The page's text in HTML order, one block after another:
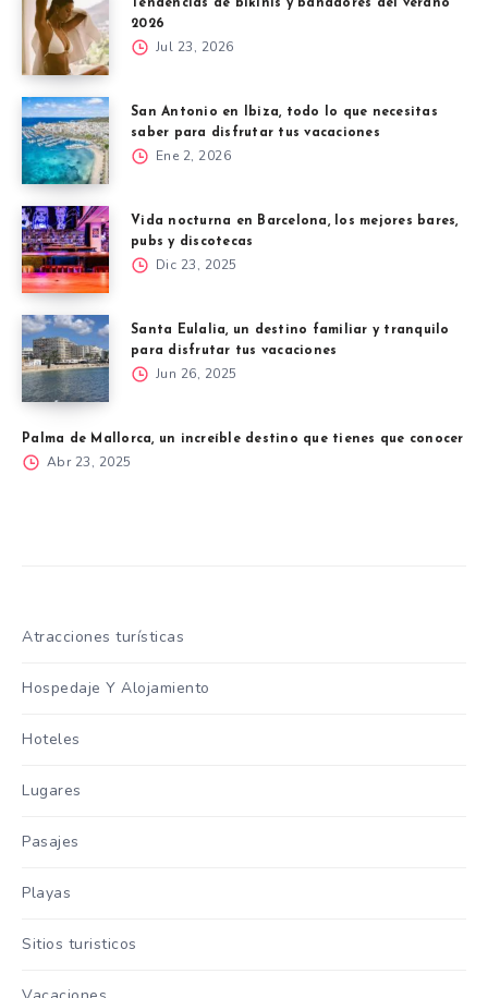
Tendencias de bikinis y bañadores del verano
2026
Jul 23, 2026
San Antonio en Ibiza, todo lo que necesitas
saber para disfrutar tus vacaciones
Ene 2, 2026
Vida nocturna en Barcelona, los mejores bares,
pubs y discotecas
Dic 23, 2025
Santa Eulalia, un destino familiar y tranquilo
para disfrutar tus vacaciones
Jun 26, 2025
Palma de Mallorca, un increíble destino que tienes que conocer
Abr 23, 2025
Atracciones turísticas
Hospedaje Y Alojamiento
Hoteles
Lugares
Pasajes
Playas
Sitios turisticos